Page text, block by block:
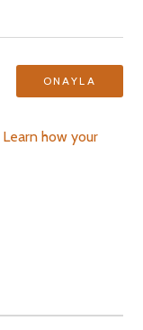
Learn how your